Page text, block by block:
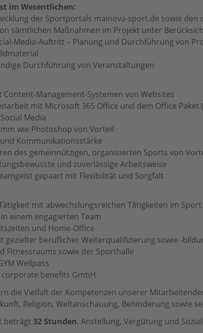
im Wesentlichen:
der Sportportals mainova-sport.de sowie
sämtlichen Maßnahmen im Projekt unter
Media-Auftritt – Planung und Durchführung von
Durchführung von Veranstaltungen
Management-Systemen von Websites
mit Microsoft 365 Office und dem Office Paket
Media
wie Photoshop von Vorteil
Kommunikationsstärke
des gemeinnützigen, organisierten Sports von
und zuverlässige Arbeitsweise
gepaart mit Flexibilität und Sorgfalt
mit abwechslungsreichen Tätigkeiten im Sport
einem engagierten Team
und Home-Office
gezielter beruflicher Weiterqualifizierung sowie -
Fitnessraums sowie der Sporthalle
Wellpass
benefits GmbH
die Vielfalt der Kompetenzen unserer
Religion, Weltanschauung, Behinderung sowie
beträgt 32 Stunden. Anstellung, Vergütung und